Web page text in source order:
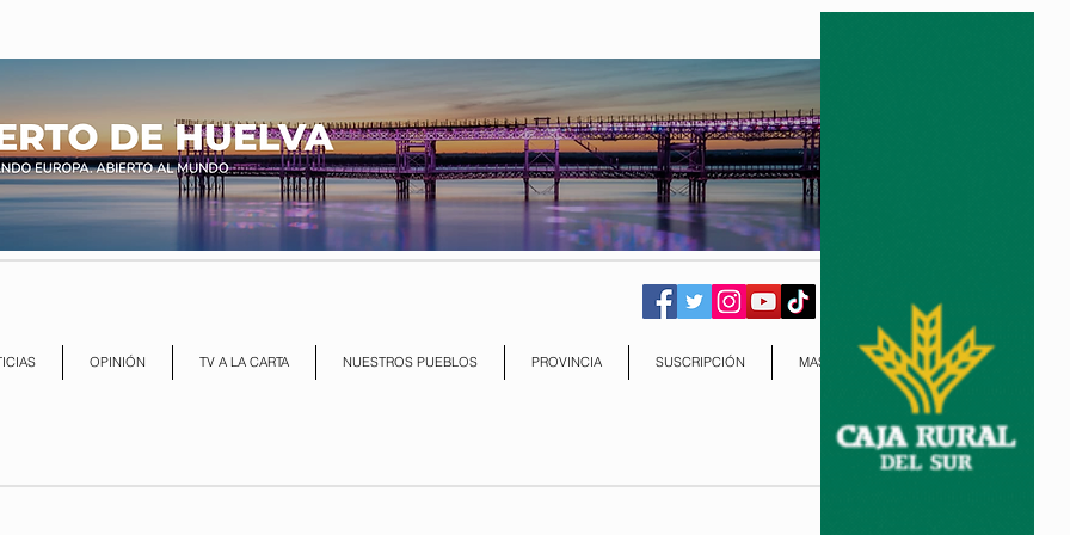
OPINIÓN TV A LA CARTA NUESTROS PUEBLOS PROVINCIA SUSCRIPCIÓN MAS